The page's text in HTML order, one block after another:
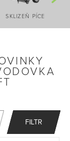
SKLIZEŇ PÍCE
FILTR